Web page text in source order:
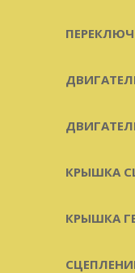
КРЫШКА
КРЫШКА